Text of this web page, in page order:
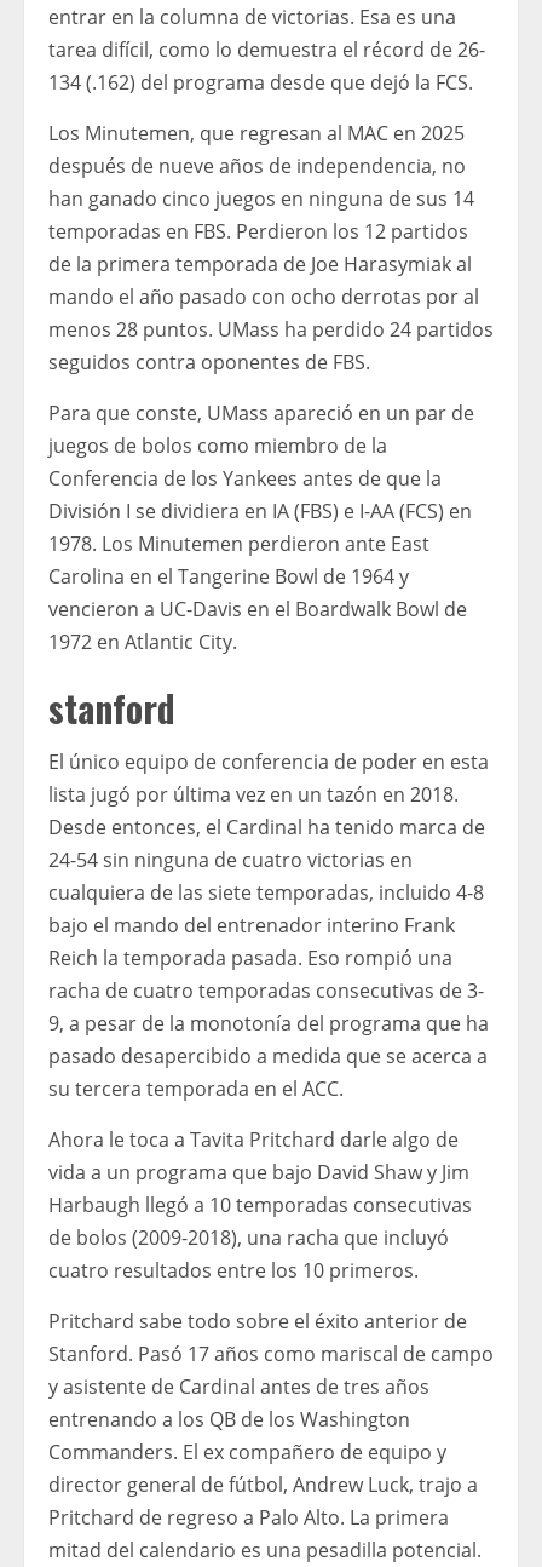
entrar en la columna de victorias. Esa es una
tarea difícil, como lo demuestra el récord de 26-
134 (.162) del programa desde que dejó la FCS.
Los Minutemen, que regresan al MAC en 2025
después de nueve años de independencia, no
han ganado cinco juegos en ninguna de sus 14
temporadas en FBS. Perdieron los 12 partidos
de la primera temporada de Joe Harasymiak al
mando el año pasado con ocho derrotas por al
menos 28 puntos. UMass ha perdido 24 partidos
seguidos contra oponentes de FBS.
Para que conste, UMass apareció en un par de
juegos de bolos como miembro de la
Conferencia de los Yankees antes de que la
División I se dividiera en IA (FBS) e I-AA (FCS) en
1978. Los Minutemen perdieron ante East
Carolina en el Tangerine Bowl de 1964 y
vencieron a UC-Davis en el Boardwalk Bowl de
1972 en Atlantic City.
stanford
El único equipo de conferencia de poder en esta
lista jugó por última vez en un tazón en 2018.
Desde entonces, el Cardinal ha tenido marca de
24-54 sin ninguna de cuatro victorias en
cualquiera de las siete temporadas, incluido 4-8
bajo el mando del entrenador interino Frank
Reich la temporada pasada. Eso rompió una
racha de cuatro temporadas consecutivas de 3-
9, a pesar de la monotonía del programa que ha
pasado desapercibido a medida que se acerca a
su tercera temporada en el ACC.
Ahora le toca a Tavita Pritchard darle algo de
vida a un programa que bajo David Shaw y Jim
Harbaugh llegó a 10 temporadas consecutivas
de bolos (2009-2018), una racha que incluyó
cuatro resultados entre los 10 primeros.
Pritchard sabe todo sobre el éxito anterior de
Stanford. Pasó 17 años como mariscal de campo
y asistente de Cardinal antes de tres años
entrenando a los QB de los Washington
Commanders. El ex compañero de equipo y
director general de fútbol, ​​Andrew Luck, trajo a
Pritchard de regreso a Palo Alto. La primera
mitad del calendario es una pesadilla potencial.